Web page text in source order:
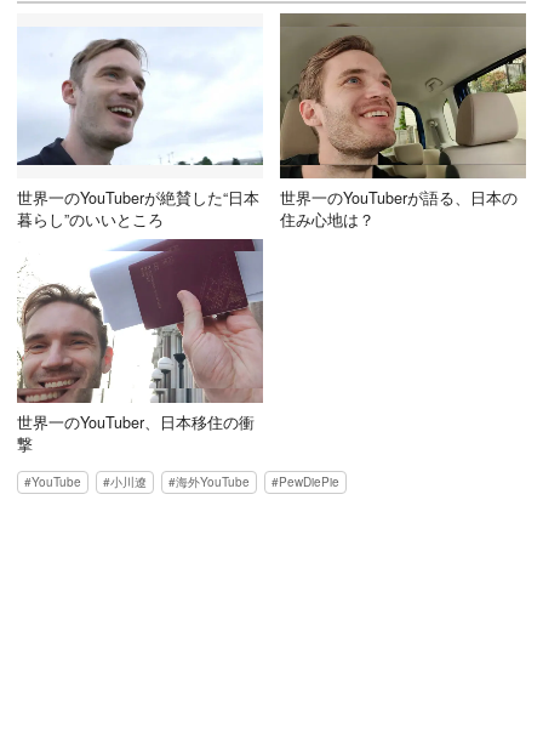
世界一のYouTuberが絶賛した“日本
暮らし”のいいところ
世界一のYouTuberが語る、日本の
住み心地は？
世界一のYouTuber、日本移住の衝
撃
YouTube 小川遼 海外YouTube PewDiePie